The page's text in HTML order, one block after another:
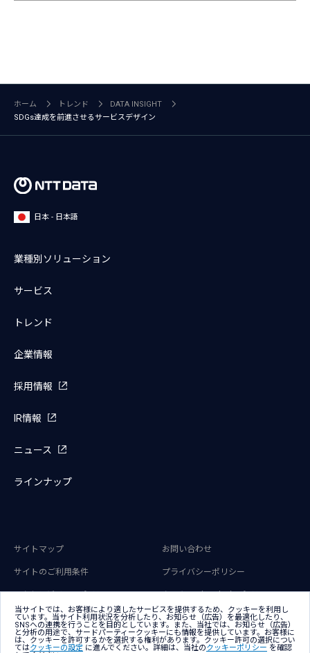
ホーム トレンド
DATA INSIGHT
SDGs達成を前進させるサービスデザイン
日本 - 日本語
業種別ソリューション
サービス
トレンド
企業情報
採用情報
IR情報
ニュース
ラインナップ
サイトマップ お問い合わせ
サイトのご利用条件 プライバシーポリシー
アクセシビリティポリシー クッキー（Cookie）ポリシー
クッキー（Cookie）プリファレンス
当サイトでは、お客様により適したサービスを提供するため、クッキーを利用し
ています。当サイト利用状況を分析したり、お知らせ（広告）を最適化したり、
SNSへの連携を行うことを目的としています。また、当社では、お知らせ（広告）
と分析の用途で、サードパーティークッキーにも情報を提供しています。お客様に
は、クッキーを許可するかを選択する権利があります。クッキー許可の選択につい
てはクッキーの設定 に進んでください。詳細は、当社のクッキーポリシー を確認